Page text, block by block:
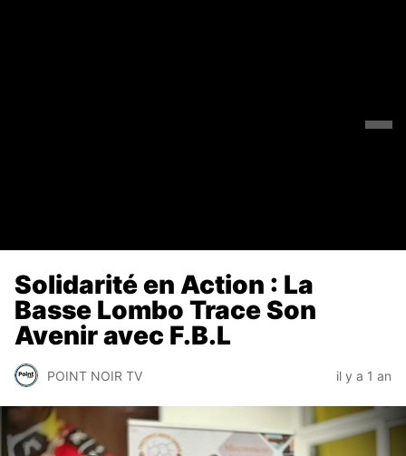
Solidarité en Action : La
Basse Lombo Trace Son
Avenir avec F.B.L
POINT NOIR TV il y a 1 an